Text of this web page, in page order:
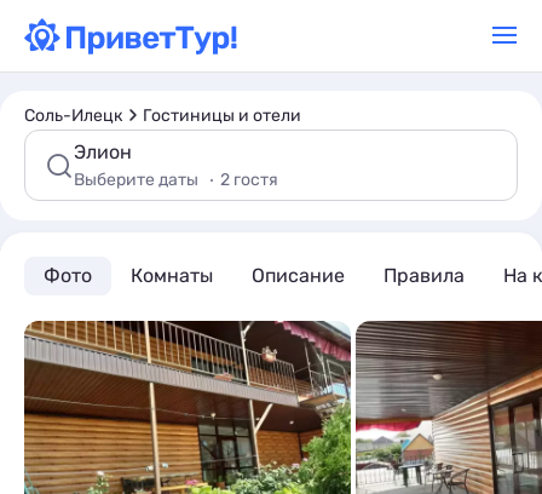
Соль-Илецк Гостиницы и отели
Элион
Выберите даты 2 гостя
Фото Комнаты Описание Правила На